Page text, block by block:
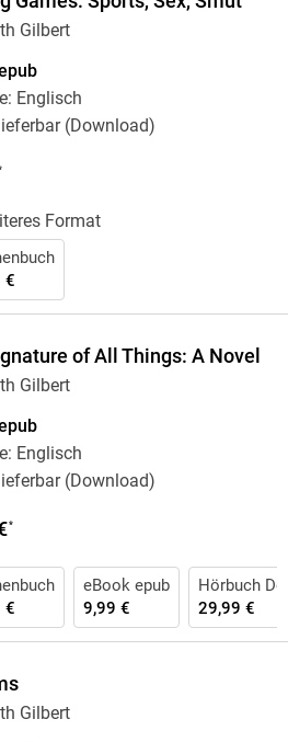
Gilbert
Englisch
(Download)
Format
€
of All Things: A Novel
Gilbert
Englisch
(Download)
*
€
eBook epub
9,99 €
Hörbuch
29,99 €
Gilbert